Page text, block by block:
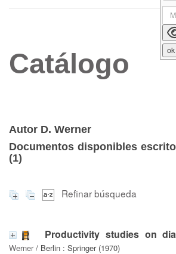
Catálogo
Autor D. Werner
Documentos disponibles
(1)
Refinar búsqueda
Productivity studies on
Werner/ Berlin : Springer (1970)